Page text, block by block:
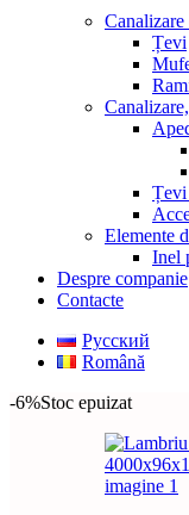
Țevi
Elemente
Inel
Despre companie
Contacte
Русский
Română
-6%Stoc epuizat